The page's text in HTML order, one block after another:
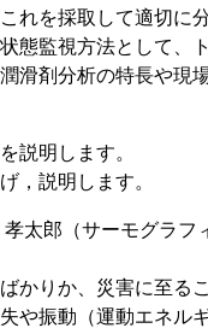
れを採取して適切に
態監視方法として、
滑剤分析の特長や現
説明します。
，説明します。
郎（サーモグラフ
かりか、災害に至る
や振動（運動エネル